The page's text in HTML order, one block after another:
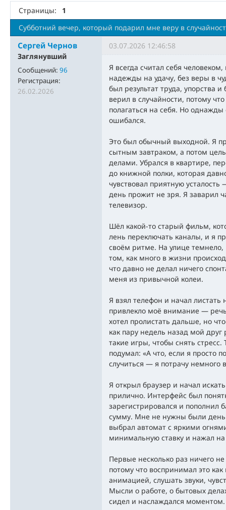
Страницы:
1
Субботний вечер, который подарил мне веру в
Сергей Чернов
Заглянувший
Сообщений: 96
Регистрация:
26.02.2026
03.07.2026 12:46:58
Я всегда считал себя
надежды на удачу, без веры в
был результат труда, упорства
верил в случайности, потому
полагаться на себя. Но
ошибался.
Это был обычный выходной. Я
сытным завтраком, а потом
делами. Убрался в квартире,
до книжной полки, которая
чувствовал приятную
день прожит не зря. Я заварил
телевизор.
Шёл какой-то старый фильм,
лень переключать каналы, и я
своём ритме. На улице
том, как много в жизни
что давно не делал ничего
меня из привычной колеи.
Я взял телефон и начал
привлекло моё внимание —
хотел пролистать дальше, но
как пару недель назад мой друг
такие игры, чтобы снять стресс.
подумал: «А что, если я просто
случиться — я потрачу немного
Я открыл браузер и начал
прилично. Интерфейс был
зарегистрировался и пополнил
сумму. Мне не нужны были
выбрал автомат с яркими
минимальную ставку и нажал на
Первые несколько раз ничего
потому что воспринимал это
анимацией, слушать звуки,
Мысли о работе, о бытовых
сидел и наслаждался моментом.